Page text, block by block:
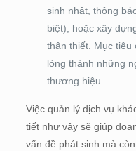
sinh nhật, thông
biệt), hoặc xây
thân thiết. Mục tiêu
lòng thành những
thương hiệu.
Việc quản lý dịch vụ
tiết như vậy sẽ giúp
vấn đề phát sinh mà